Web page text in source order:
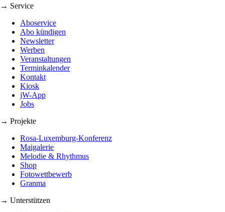
→ Service
Aboservice
Abo kündigen
Newsletter
Werben
Veranstaltungen
Terminkalender
Kontakt
Kiosk
jW-App
Jobs
→ Projekte
Rosa-Luxemburg-Konferenz
Maigalerie
Melodie & Rhythmus
Shop
Fotowettbewerb
Granma
→ Unterstützen